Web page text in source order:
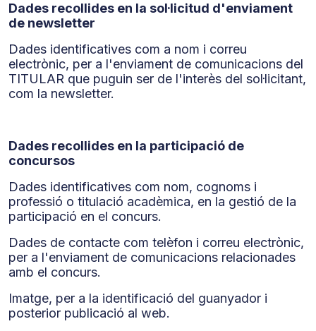
Dades recollides en la sol·licitud d'enviament
de newsletter
Dades identificatives com a nom i correu
electrònic, per a l'enviament de comunicacions del
TITULAR que puguin ser de l'interès del sol·licitant,
com la newsletter.
Dades recollides en la participació de
concursos
Dades identificatives com nom, cognoms i
professió o titulació acadèmica, en la gestió de la
participació en el concurs.
Dades de contacte com telèfon i correu electrònic,
per a l'enviament de comunicacions relacionades
amb el concurs.
Imatge, per a la identificació del guanyador i
posterior publicació al web.